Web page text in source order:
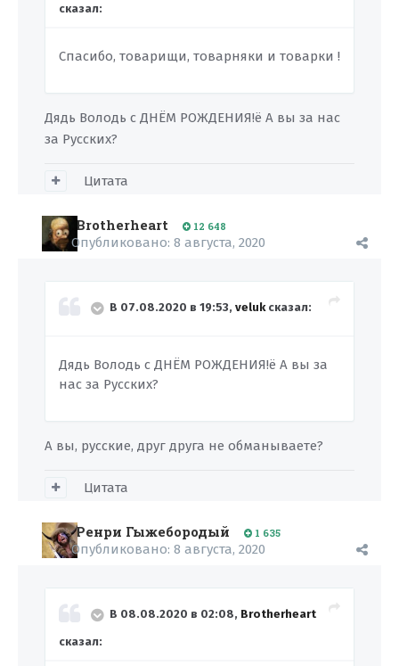
сказал:
Спасибо, товарищи, товарняки и товарки !
Дядь Володь с ДНЁМ РОЖДЕНИЯ!ё А вы за нас
за Русских?
Цитата
Brotherheart 12 648
Опубликовано: 8 августа, 2020
В 07.08.2020 в 19:53, velukсказал:
Дядь Володь с ДНЁМ РОЖДЕНИЯ!ё А вы за
нас за Русских?
А вы, русские, друг друга не обманываете?
Цитата
Ренри Гыжебородый 1 635
Опубликовано: 8 августа, 2020
В 08.08.2020 в 02:08, Brotherheart
сказал: